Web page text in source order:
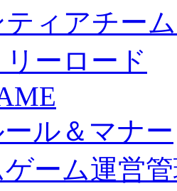
ィアチー
ーロード
ル＆マナー
ーム運営